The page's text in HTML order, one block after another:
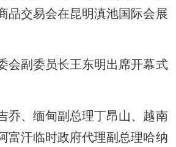
品交易会在昆明滇池国际会展
副委员长王东明出席开幕式
、缅甸副总理丁昂山、越南
富汗临时政府代理副总理哈纳